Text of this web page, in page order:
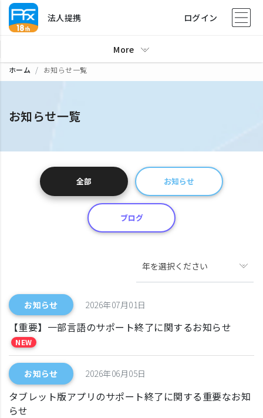
法人提携 ログイン
More
ホーム お知らせ一覧
お知らせ一覧
全部 お知らせ
ブログ
年を選択ください
お知らせ 2026年07月01日
【重要】一部言語のサポート終了に関するお知らせ
NEW
お知らせ 2026年06月05日
タブレット版アプリのサポート終了に関する重要なお知
らせ